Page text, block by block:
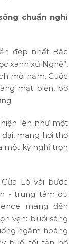
chuẩn nghỉ
đẹp nhất Bắc
xanh xứ Nghệ”,
mỗi năm. Cuộc
mặt biển, bờ
hiện lên như một
mang hơi thở
một kỳ nghỉ trọn
Lò vài bước
- trung tâm du
mang đến
vẹn: buổi sáng
ngắm hoàng